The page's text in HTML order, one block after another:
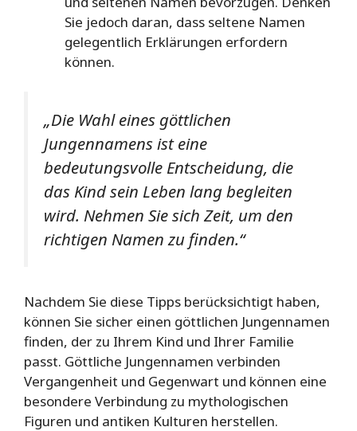
Sie jedoch daran, dass seltene Namen
gelegentlich Erklärungen erfordern
können.
„Die Wahl eines göttlichen
Jungennamens ist eine
bedeutungsvolle Entscheidung, die
das Kind sein Leben lang begleiten
wird. Nehmen Sie sich Zeit, um den
richtigen Namen zu finden.“
Nachdem Sie diese Tipps berücksichtigt haben,
können Sie sicher einen göttlichen Jungennamen
finden, der zu Ihrem Kind und Ihrer Familie
passt. Göttliche Jungennamen verbinden
Vergangenheit und Gegenwart und können eine
besondere Verbindung zu mythologischen
Figuren und antiken Kulturen herstellen.